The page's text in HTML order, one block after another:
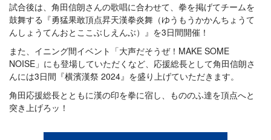
試合後は、角田信朗さんの歌唱に合わせて、拳を掲げてチームを
鼓舞する『勇猛果敢頂点昇天漢拳炎舞（ゆうもうかかんちょうて
んしょうてんおとここぶしえんぶ）』を3日間開催！
また、イニング間イベント「大声だそうぜ！MAKE SOME
NOISE」にも登場していただくなど、応援総長として角田信朗さ
んには3日間『横濱漢祭 2024』を盛り上げていただきます。
角田応援総長とともに漢の印を拳に宿し、もののふ達を頂点へと
突き上げろッ！